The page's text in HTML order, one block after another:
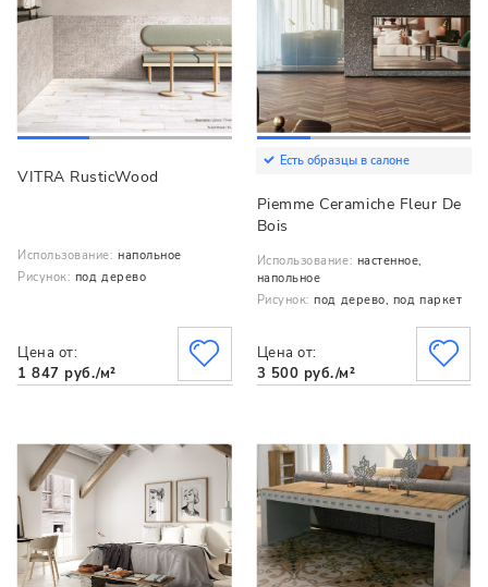
VITRA RusticWood
Использование: напольное
Рисунок: под дерево
Цена от:
1 847 руб./м²
Есть образцы в салоне
Piemme Ceramiche Fleur De
Bois
Использование: настенное,
напольное
Рисунок: под дерево, под паркет
Цена от:
3 500 руб./м²